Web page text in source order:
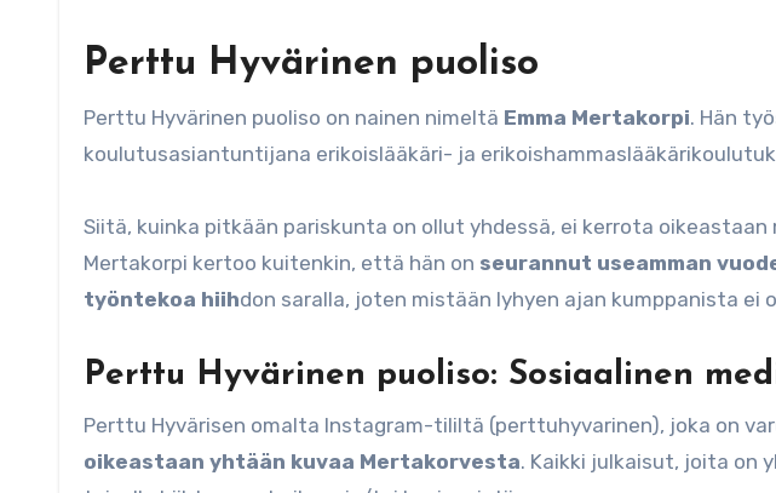
Perttu Hyvärinen puoliso
Perttu Hyvärinen puoliso on nainen nimeltä Emma Mertakorpi. Hän
koulutusasiantuntijana erikoislääkäri- ja
Siitä, kuinka pitkään pariskunta on ollut yhdessä, ei kerrota
Mertakorpi kertoo kuitenkin, että hän on seurannut useamman
työntekoa hiihdon saralla, joten mistään lyhyen ajan kumppanista ei
Perttu Hyvärinen puoliso: Sosiaalinen
Perttu Hyvärisen omalta Instagram-tililtä (perttuhyvarinen), joka on
oikeastaan yhtään kuvaa Mertakorvesta. Kaikki julkaisut, joita on